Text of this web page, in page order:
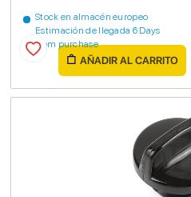
Stock en almacén europeo
Estimación de llegada 6 Days
from purchase
AÑADIR AL CARRITO